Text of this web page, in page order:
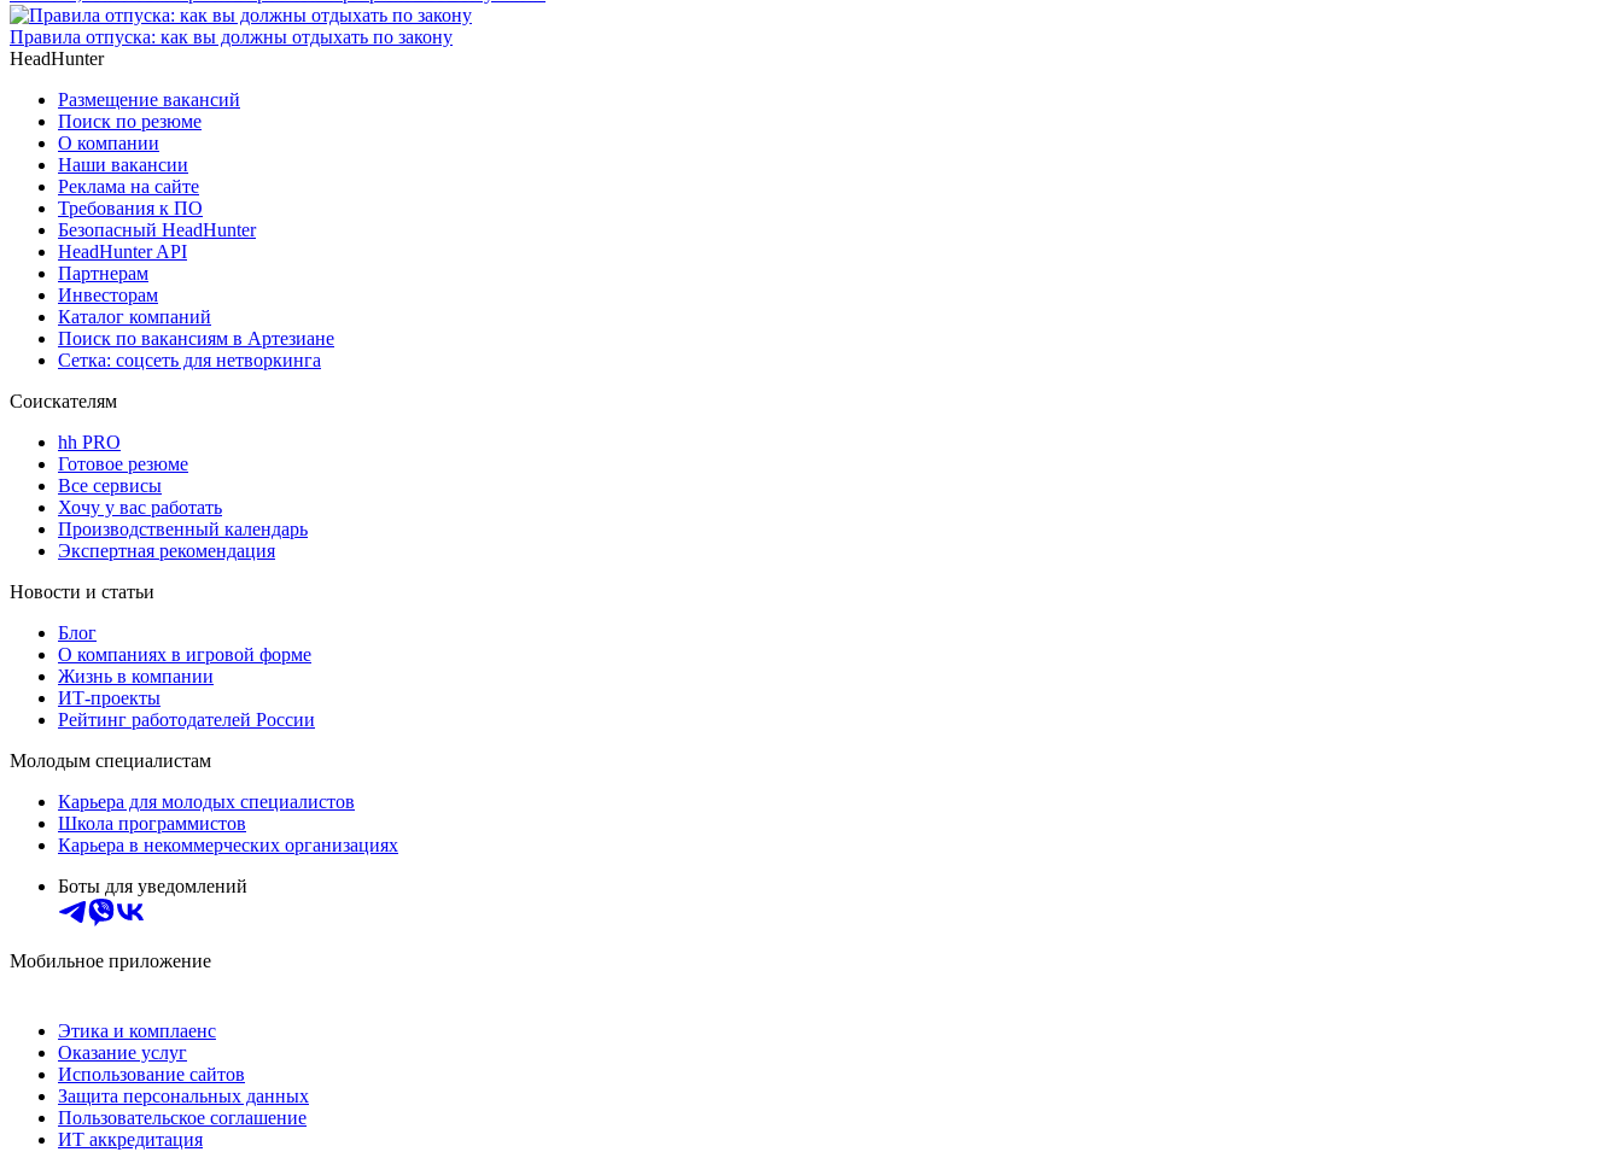
Правила отпуска: как вы должны отдыхать по закону
HeadHunter
Размещение вакансий
Поиск по резюме
О компании
Наши вакансии
Реклама на сайте
Требования к ПО
Безопасный HeadHunter
HeadHunter API
Партнерам
Инвесторам
Каталог компаний
Поиск по вакансиям в Артезиане
Сетка: соцсеть для нетворкинга
Соискателям
hh PRO
Готовое резюме
Все сервисы
Хочу у вас работать
Производственный календарь
Экспертная рекомендация
Новости и статьи
Блог
О компаниях в игровой форме
Жизнь в компании
ИТ-проекты
Рейтинг работодателей России
Молодым специалистам
Карьера для молодых специалистов
Школа программистов
Карьера в некоммерческих организациях
Боты для уведомлений
Мобильное приложение
Этика и комплаенс
Оказание услуг
Использование сайтов
Защита персональных данных
Пользовательское соглашение
ИТ аккредитация